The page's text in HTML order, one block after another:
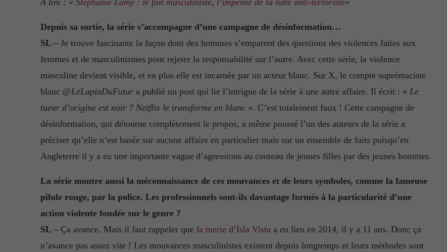
Depuis sa sortie, la série s’accompagne d’une campagne de désinformation…
SL – Je trouve fascinante la façon dont des hommes s’emparent des questions des violences faites aux
femmes et de masculinismes pour rejeter la responsabilité sur l’autre. Avec cette série, la violence
masculine devient visible, et en plus elle est incarnée par un acteur blanc. Sur X, le compte suprémaciste
blanc @LeLapinDuFutura publié un post qui lie l’intrigue de la série à une autre affaire. Il écrit : « Le
tueur d’origine est noir ? Netflix le transforme en blanc». C’est totalement faux ! Cette campagne de
désinformation, qui détourne complètement le propos, a même poussé l’un des auteurs de la série a
préciser qu’elle n’est basée sur aucune affaire en particulier mais sur un ensemble de faits puisqu’en
Angleterre il y a eu une importante vague d’agressions au couteau de jeunes filles par des jeunes hommes.
La série montre aussi la méconnaissance de ces mouvances et de leurs symboles, comme la fameuse
pilule rouge, par la police. Les professionnels sont-ils davantage formés à la particularité d’une
action violente fondée sur le genre ?
SL – Ça avance. Mais il faut rappeler que la tuerie d’Isla Vista a eu lieu en 2014, il y a 11 ans. Donc ça
n’avance pas assez vite ! Les mouvances masculinistes existent depuis longtemps et leurs méthodes sont